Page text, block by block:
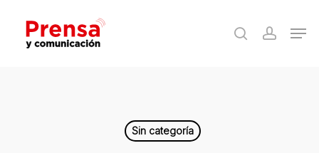
main
search
Sin categoría